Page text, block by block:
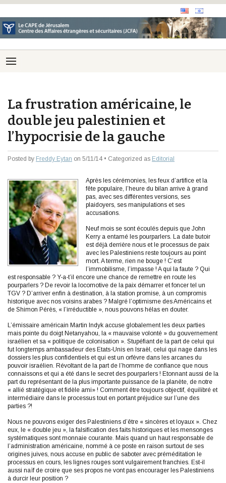
La frustration américaine, le
double jeu palestinien et
l’hypocrisie de la gauche
Posted by Freddy Eytan on 5/11/14 • Categorized as Editorial
Après les cérémonies, les feux d’artifice et la
fête populaire, l’heure du bilan arrive à grand
pas, avec ses différentes versions, ses
plaidoyers, ses manipulations et ses
accusations.
Neuf mois se sont écoulés depuis que John
Kerry a entamé les pourparlers. La date butoir
est déjà derrière nous et le processus de paix
avec les Palestiniens reste toujours au point
mort. A terme, rien ne bouge ! C’est
l’immobilisme, l’impasse ! A qui la faute ? Qui
est responsable ? Y-a-t’il encore une chance de remettre en route les
pourparlers ? De revoir la locomotive de la paix démarrer et foncer tel un
TGV ? D’arriver enfin à destination, à la station promise, à un compromis
historique avec nos voisins arabes ? Malgré l’optimisme des Américains et
de Shimon Pérès, « l’irréductible », nous pouvons hélas en douter.
L’émissaire américain Martin Indyk accuse globalement les deux parties
mais pointe du doigt Netanyahou, la « mauvaise volonté » du gouvernement
israélien et sa « politique de colonisation ». Stupéfiant de la part de celui qui
fut longtemps ambassadeur des Etats-Unis en Israël, celui qui nage dans les
dossiers les plus confidentiels et qui est un orfèvre dans les arcanes du
pouvoir israélien. Révoltant de la part de l’homme de confiance que nous
connaissons et qui a été dans le secret des pourparlers ! Etonnant aussi de la
part du représentant de la plus importante puissance de la planète, de notre
« allié stratégique et fidèle ami» ! Comment être toujours objectif, équilibré et
intermédiaire dans le processus tout en portant préjudice sur l’une des
parties ?!
Nous ne pouvons exiger des Palestiniens d’être « sincères et loyaux ». Chez
eux, le « double jeu », la falsification des faits historiques et les mensonges
systématiques sont monnaie courante. Mais quand un haut responsable de
l’administration américaine, nommé à ce poste en raison surtout de ses
origines juives, nous accuse en public de saboter avec préméditation le
processus en cours, les lignes rouges sont vulgairement franchies. Est-il
aussi naïf de croire que ses propos ne vont pas encourager les Palestiniens
à durcir leur position ?